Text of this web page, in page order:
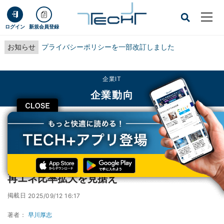
ログイン 新規会員登録
お知らせ プライバシーポリシーを一部改訂しました
CLOSE
企業IT
企業動向
TECH+ 企業IT
企業動向
北海道電力、北海道エリアで系統慣性を計測- 再エネ比率拡大を見据え
北海道電力、北海道エリアで系統慣性を計測-
再エネ比率拡大を見据え
掲載日 2025/09/12 16:17
著者： 早川厚志